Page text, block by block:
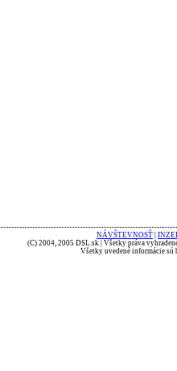
NÁVŠTEVNOSŤ
(C) 2004, 2005 DSL.sk | Všetky práva
Všetky uvedené informácie sú